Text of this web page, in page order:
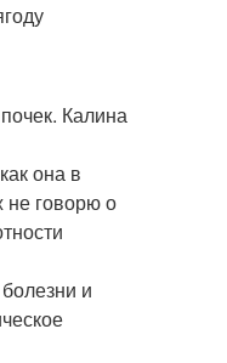
Калина
она в
не говорю о
и